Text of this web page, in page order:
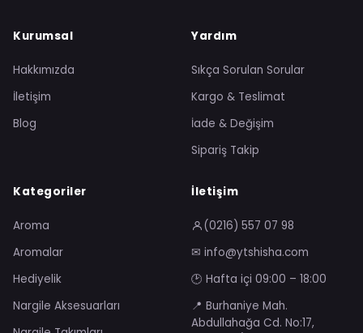
Kurumsal
Hakkımızda
İletişim
Blog
Yardım
Sıkça Sorulan Sorular
Kargo & Teslimat
İade & Değişim
Sipariş Takip
Kategoriler
Aroma
Aromalar
Hediyelik
Nargile Aksesuarları
İletişim
(0216) 557 07 98
✉ info@ytshisha.com
🕑 Hafta içi 09:00 – 18:00
📍 Burhaniye Mah.
Abdullahağa Cd. No:17,